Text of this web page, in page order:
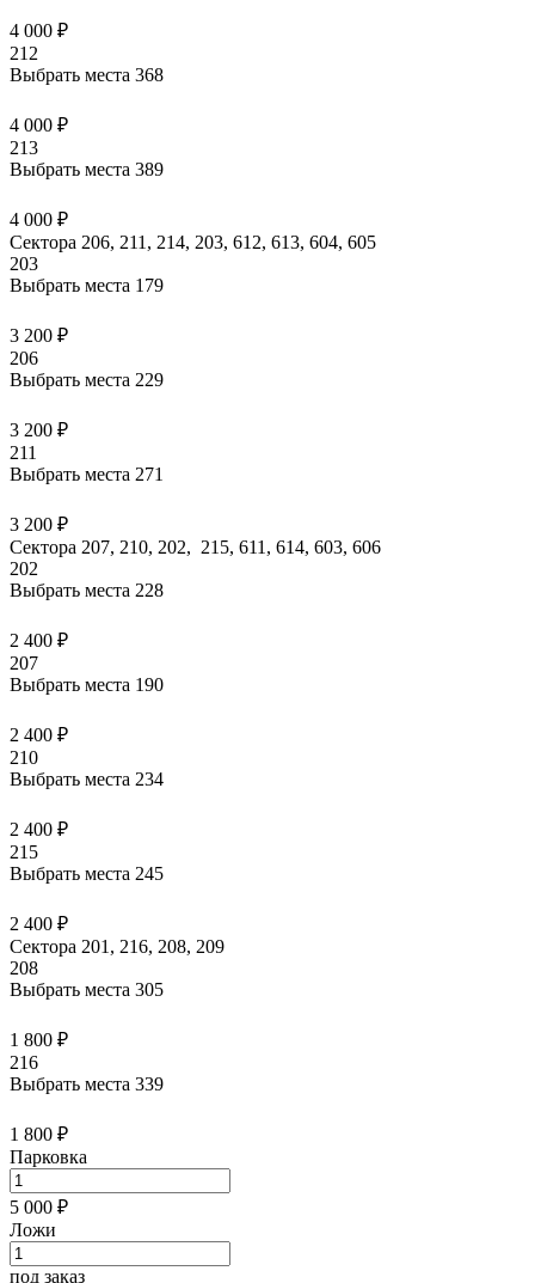
4 000 ₽
212
Выбрать места 368
4 000 ₽
213
Выбрать места 389
4 000 ₽
Сектора 206, 211, 214, 203, 612, 613, 604, 605
203
Выбрать места 179
3 200 ₽
206
Выбрать места 229
3 200 ₽
211
Выбрать места 271
3 200 ₽
Сектора 207, 210, 202, 215, 611, 614, 603, 606
202
Выбрать места 228
2 400 ₽
207
Выбрать места 190
2 400 ₽
210
Выбрать места 234
2 400 ₽
215
Выбрать места 245
2 400 ₽
Сектора 201, 216, 208, 209
208
Выбрать места 305
1 800 ₽
216
Выбрать места 339
1 800 ₽
Парковка
5 000 ₽
Ложи
под заказ